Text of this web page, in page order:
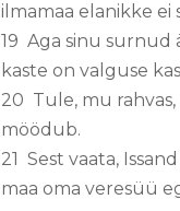
ilmamaa elanikke ei
19 Aga sinu surnud
kaste on valguse
20 Tule, mu
möödub.
21 Sest vaata,
maa oma veresüü